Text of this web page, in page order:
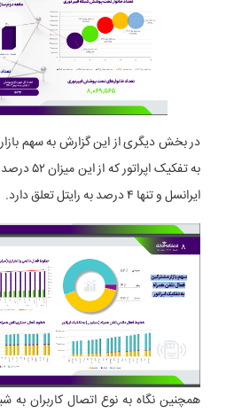
در بخش دیگری از این گزارش به سهم
ایرانسل و تنها ۴ درصد به رایتل تعلق دارد.
همچنین نگاه به نوع اتصال کاربران به